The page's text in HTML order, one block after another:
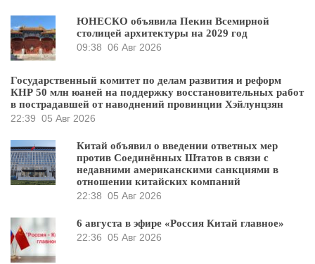
ЮНЕСКО объявила Пекин Всемирной
столицей архитектуры на 2029 год
09:38 06 Авг 2026
Государственный комитет по делам развития и реформ
КНР 50 млн юаней на поддержку восстановительных работ
в пострадавшей от наводнений провинции Хэйлунцзян
22:39 05 Авг 2026
Китай объявил о введении ответных мер
против Соединённых Штатов в связи с
недавними американскими санкциями в
отношении китайских компаний
22:38 05 Авг 2026
6 августа в эфире «Россия Китай главное»
22:36 05 Авг 2026